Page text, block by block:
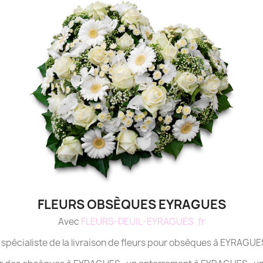
FLEURS OBSÈQUES EYRAGUES
Avec FLEURS-DEUIL-EYRAGUES .fr
de la livraison de fleurs pour obsèques à